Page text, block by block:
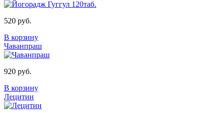
520 руб.
В корзину
Чаванпраш
920 руб.
В корзину
Лецитин